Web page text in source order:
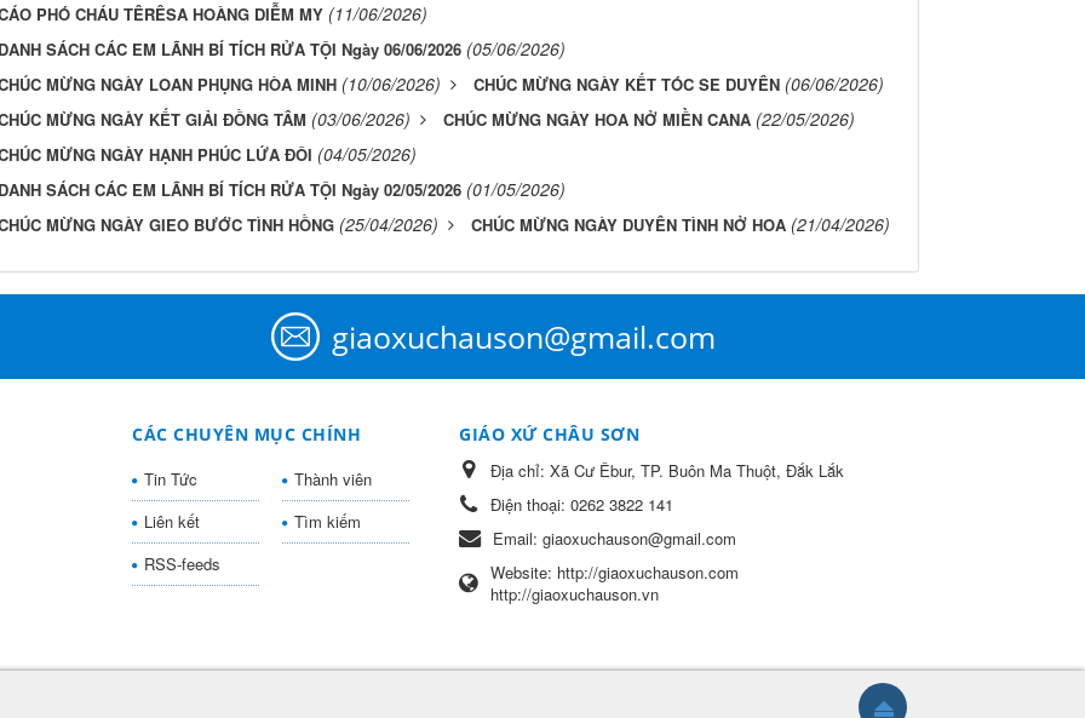
PHÓ CHÁU TÊRÊSA HOÀNG DIỄM MY (11/06/2026)
SÁCH CÁC EM LÃNH BÍ TÍCH RỬA TỘI Ngày 06/06/2026 (05/06/2026)
MỪNG NGÀY LOAN PHỤNG HÒA MINH (10/06/2026) CHÚC MỪNG NGÀY KẾT TÓC SE DUYÊN (06/06/2026)
MỪNG NGÀY KẾT GIẢI ĐỒNG TÂM (03/06/2026) CHÚC MỪNG NGÀY HOA NỞ MIỀN CANA (22/05/2026)
MỪNG NGÀY HẠNH PHÚC LỨA ĐÔI (04/05/2026)
SÁCH CÁC EM LÃNH BÍ TÍCH RỬA TỘI Ngày 02/05/2026 (01/05/2026)
MỪNG NGÀY GIEO BƯỚC TÌNH HỒNG (25/04/2026) CHÚC MỪNG NGÀY DUYÊN TÌNH NỞ HOA (21/04/2026)
giaoxuchauson@gmail.com
CÁC CHUYÊN MỤC CHÍNH
Tin Tức
Thành viên
Liên kết
Tìm kiếm
RSS-feeds
GIÁO XỨ CHÂU SƠN
Địa chỉ: Xã Cư Êbur, TP. Buôn Ma Thuột, Đắk Lắk
Điện thoại: 0262 3822 141
Email: giaoxuchauson@gmail.com
Website: http://giaoxuchauson.com
http://giaoxuchauson.vn